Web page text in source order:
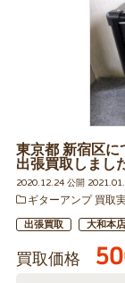
東京都 新宿区に
出張買取しまし
2020.12.24 公開
ギターアンプ 買取
出張買取 大和本店
買取価格